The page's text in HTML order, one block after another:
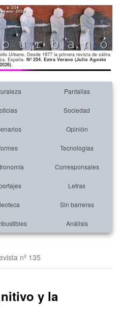
Urbano. Desde 1977 la primera revista de sátira
España. Nº 254. Extra Verano (Julio Agosto
2026).
Pantallas
Sociedad
Opinión
Tecnologías
Corresponsales
Letras
Sin barreras
Análisis
nº 135
y la